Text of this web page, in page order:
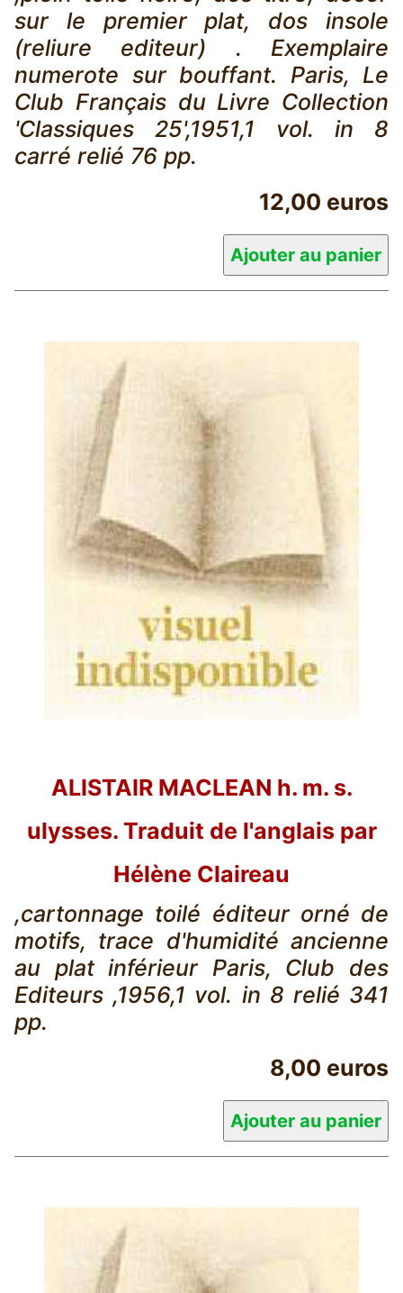
sur le premier plat, dos insole
(reliure editeur) . Exemplaire
numerote sur bouffant. Paris, Le
Club Français du Livre Collection
'Classiques 25',1951,1 vol. in 8
carré relié 76 pp.
12,00 euros
ALISTAIR MACLEAN h. m. s.
ulysses. Traduit de l'anglais par
Hélène Claireau
,cartonnage toilé éditeur orné de
motifs, trace d'humidité ancienne
au plat inférieur Paris, Club des
Editeurs ,1956,1 vol. in 8 relié 341
pp.
8,00 euros